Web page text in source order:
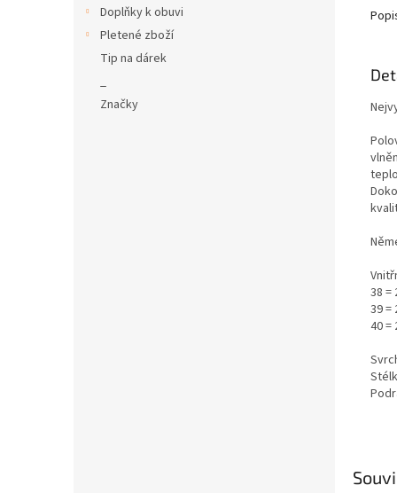
Doplňky k obuvi
Pletené zboží
Tip na dárek
_
Značky
38 =
39 =
40 =